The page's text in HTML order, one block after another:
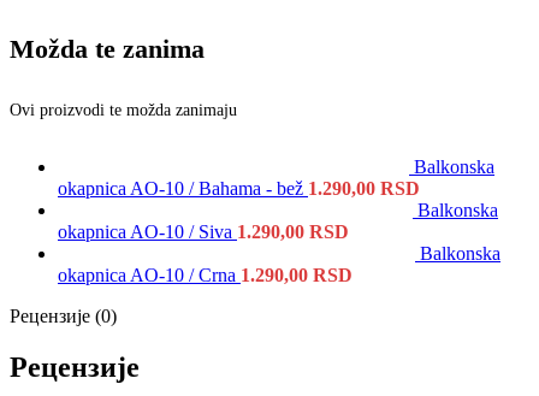
Možda te zanima
Ovi proizvodi te možda zanimaju
Balkonska
okapnica AO-10 / Bahama - bež 1.290,00 RSD
Balkonska
okapnica AO-10 / Siva 1.290,00 RSD
Balkonska
okapnica AO-10 / Crna 1.290,00 RSD
Рецензије (0)
Рецензије